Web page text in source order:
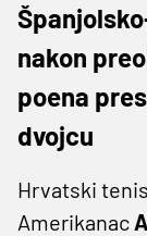
nakon
poena
dvojcu
Hrvatski
Amerikanac